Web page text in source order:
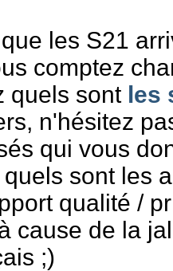
les S21
comptez
quels sont les
n'hésitez
qui vous
sont les
qualité /
cause de la
;)